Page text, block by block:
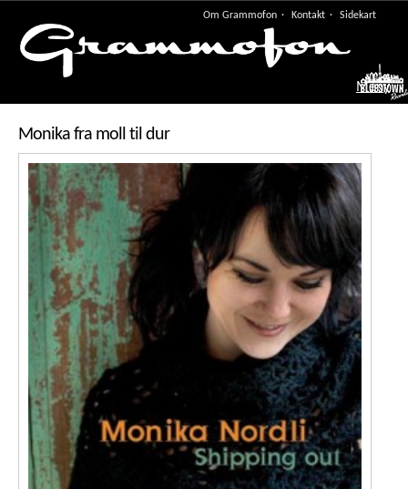
Om Grammofon Kontakt Sidekart
Meny
Monika fra moll til dur